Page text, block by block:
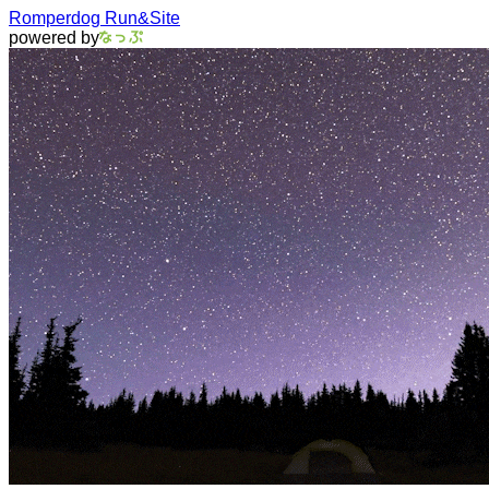
Romperdog Run&Site
powered by